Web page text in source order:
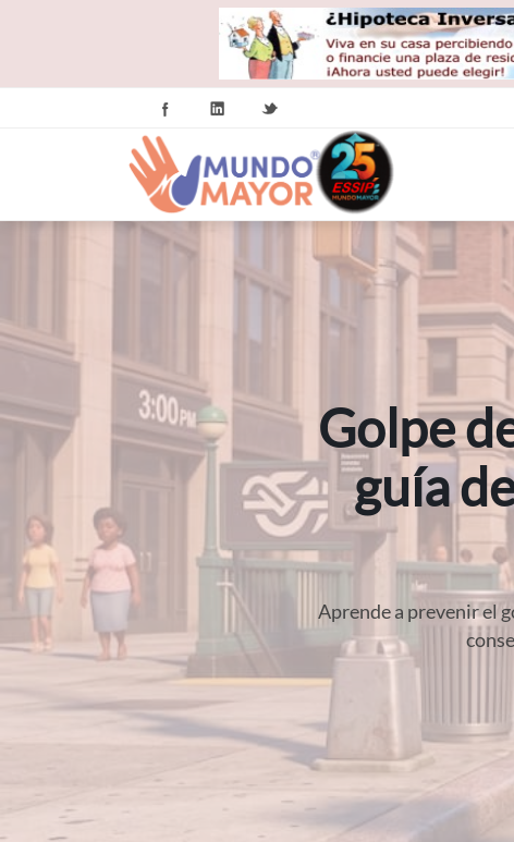
Golpe
guía
Aprende a prevenir el